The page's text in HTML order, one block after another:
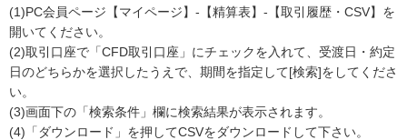
(1)PC会員ページ【マイページ】-【精算表】-【取引履歴・CSV】を
開いてください。
(2)取引口座で「CFD取引口座」にチェックを入れて、受渡日・約定
日のどちらかを選択したうえで、期間を指定して[検索]をしてくださ
い。
(3)画面下の「検索条件」欄に検索結果が表示されます。
(4)「ダウンロード」を押してCSVをダウンロードして下さい。